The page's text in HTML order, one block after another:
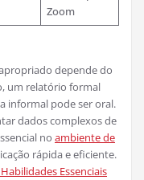
Zoom
depende do
um relatório formal
informal pode ser oral.
dados complexos de
no ambiente de
rápida e eficiente.
Essenciais